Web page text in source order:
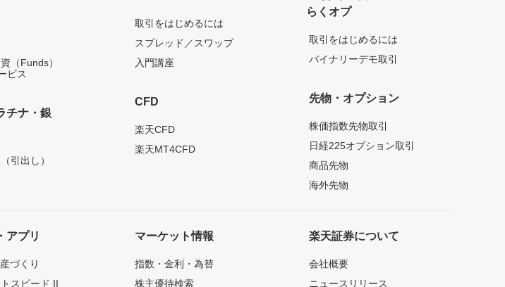
（Funds）
ビス
チナ・銀
引出し）
取引をはじめるには
スプレッド／スワップ
入門講座
CFD
楽天CFD
楽天MT4CFD
らくオプ
取引をはじめるには
バイナリーデモ取引
先物・オプション
株価指数先物取引
日経225オプション取引
商品先物
海外先物
アプリ
づくり
スピード II
マーケット情報
指数・金利・為替
株主優待検索
楽天証券について
会社概要
ニュースリリース